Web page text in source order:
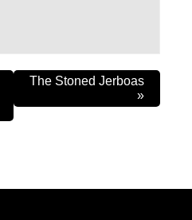
The Stoned Jerboas
»